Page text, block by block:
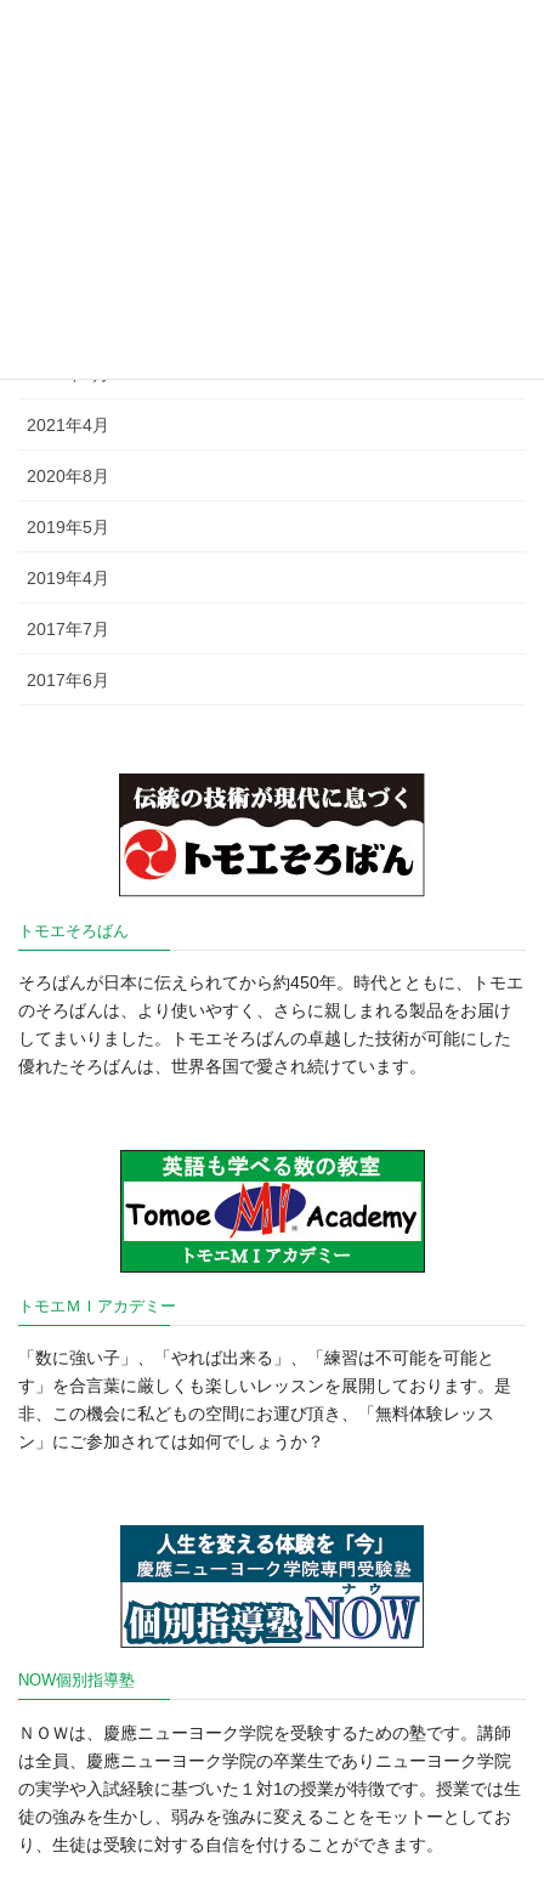
2021年4月
2020年8月
2019年5月
2019年4月
2017年7月
2017年6月
トモエそろばん
そろばんが日本に伝えられてから約450年。時代とともに、トモエ
のそろばんは、より使いやすく、さらに親しまれる製品をお届け
してまいりました。トモエそろばんの卓越した技術が可能にした
優れたそろばんは、世界各国で愛され続けています。
トモエＭＩアカデミー
「数に強い子」、「やれば出来る」、「練習は不可能を可能と
す」を合言葉に厳しくも楽しいレッスンを展開しております。是
非、この機会に私どもの空間にお運び頂き、「無料体験レッス
ン」にご参加されては如何でしょうか？
NOW個別指導塾
ＮＯＷは、慶應ニューヨーク学院を受験するための塾です。講師
は全員、慶應ニューヨーク学院の卒業生でありニューヨーク学院
の実学や入試経験に基づいた１対1の授業が特徴です。授業では生
徒の強みを生かし、弱みを強みに変えることをモットーとしてお
り、生徒は受験に対する自信を付けることができます。